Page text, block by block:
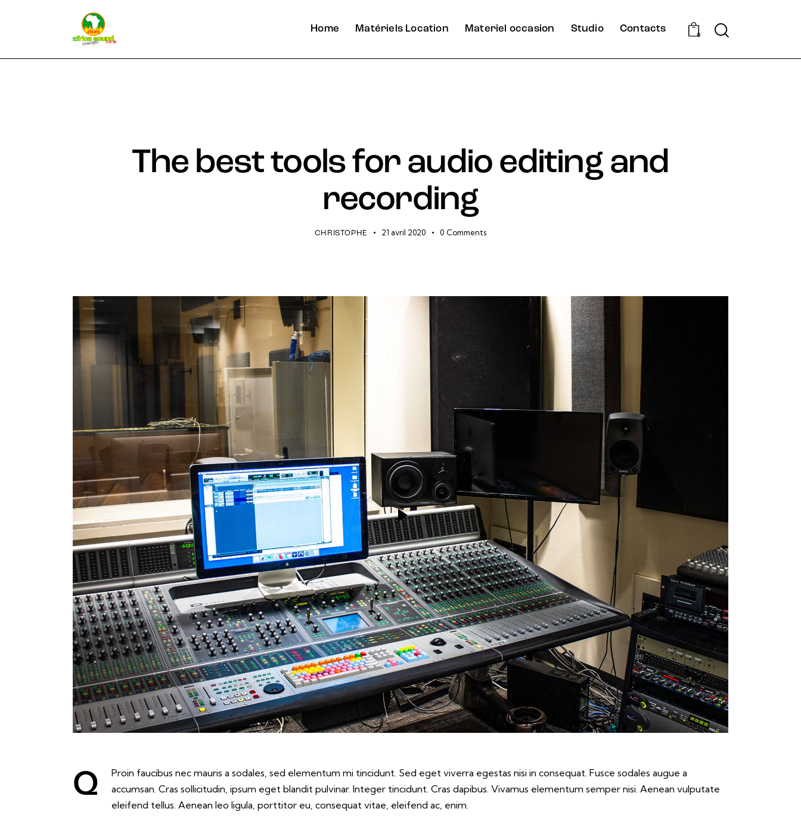
Home Matériels Location Materiel occasion Studio Contacts
0
Search
The best tools for audio editing and
recording
CHRISTOPHE 21 avril 2020 0 Comments
Q
Proin faucibus nec mauris a sodales, sed elementum mi tincidunt. Sed eget viverra egestas nisi in consequat. Fusce sodales augue a
accumsan. Cras sollicitudin, ipsum eget blandit pulvinar. Integer tincidunt. Cras dapibus. Vivamus elementum semper nisi. Aenean vulputate
eleifend tellus. Aenean leo ligula, porttitor eu, consequat vitae, eleifend ac, enim.